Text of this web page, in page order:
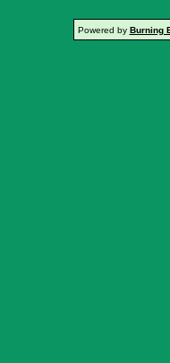
Powered by Burning